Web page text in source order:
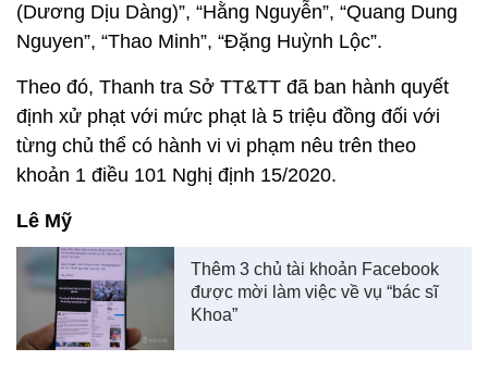
(Dương Dịu Dàng)”, “Hằng Nguyễn”, “Quang Dung
Nguyen”, “Thao Minh”, “Đặng Huỳnh Lộc”.
Theo đó, Thanh tra Sở TT&TT đã ban hành quyết
định xử phạt với mức phạt là 5 triệu đồng đối với
từng chủ thể có hành vi vi phạm nêu trên theo
khoản 1 điều 101 Nghị định 15/2020.
Lê Mỹ
Thêm 3 chủ tài khoản Facebook
được mời làm việc về vụ “bác sĩ
Khoa”